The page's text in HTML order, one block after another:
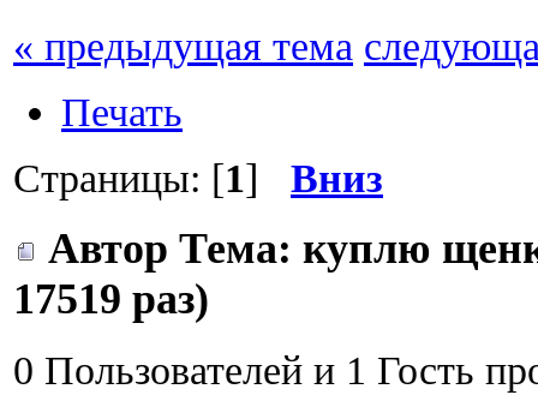
« предыдущая тема
Печать
Страницы: [1] Вниз
Автор Тема: куплю
17519 раз)
0 Пользователей и 1 Гость